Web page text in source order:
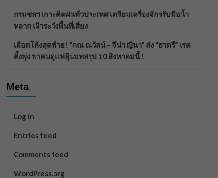
กรมชลฯ เกาะติดฝนทั่วประเทศ เตรียมเครื่องจักรรับมือน้ำ
หลาก เฝ้าระวังพื้นที่เสี่ยง
เดือดโค้งสุดท้าย! “ภณ ณวัสน์ – จีน่า ญีนา” ส่ง “ธาตรี” เรต
ติ้งพุ่ง พาคนดูแห่ลุ้นบทสรุป 10 สิงหาคมนี้ !
Meta
Log in
Entries feed
Comments feed
WordPress.org